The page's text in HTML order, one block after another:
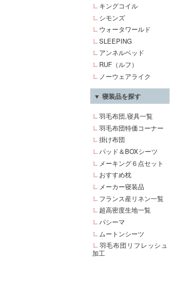
キングコイル
シモンズ
ウォータワールド
SLEEPING
アンネルベッド
RUF（ルフ）
ノーウェアライク
▼ 寝装品を探す
羽毛布団,寝具一覧
羽毛布団特価コーナー
掛け布団
パッド＆BOXシーツ
メーキング６点セット
おすすめ枕
メーカー寝装品
フランス産リネン一覧
超高密度生地一覧
パシーマ
ムートンシーツ
羽毛布団リフレッシュ
加工